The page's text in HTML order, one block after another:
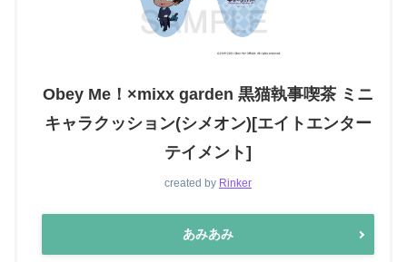
Obey Me！×mixx garden 黒猫執事喫茶 ミニ
キャラクッション(シメオン)[エイトエンター
テイメント]
created by Rinker
あみあみ